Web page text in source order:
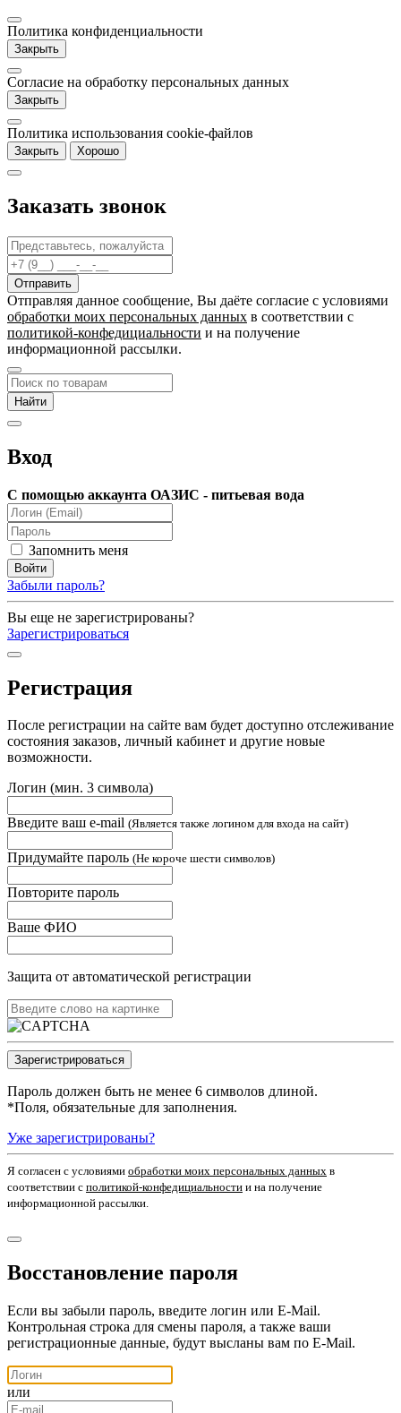
Политика конфиденциальности
Закрыть
Согласие на обработку персональных данных
Закрыть
Политика использования cookie-файлов
Закрыть Хорошо
Заказать звонок
Отправляя данное сообщение, Вы даёте согласие c условиями
обработки моих персональных данных в соответствии с
политикой-конфедициальности и на получение
информационной рассылки.
Вход
С помощью аккаунта ОАЗИС - питьевая вода
Запомнить меня
Забыли пароль?
Вы еще не зарегистрированы?
Зарегистрироваться
Регистрация
После регистрации на сайте вам будет доступно отслеживание
состояния заказов, личный кабинет и другие новые
возможности.
Логин (мин. 3 символа)
Введите ваш e-mail (Является также логином для входа на сайт)
Придумайте пароль (Не короче шести символов)
Повторите пароль
Ваше ФИО
Защита от автоматической регистрации
Пароль должен быть не менее 6 символов длиной.
*Поля, обязательные для заполнения.
Уже зарегистрированы?
Я согласен c условиями обработки моих персональных данных в
соответствии с политикой-конфедициальности и на получение
информационной рассылки.
Восстановление пароля
Если вы забыли пароль, введите логин или E-Mail.
Контрольная строка для смены пароля, а также ваши
регистрационные данные, будут высланы вам по E-Mail.
или